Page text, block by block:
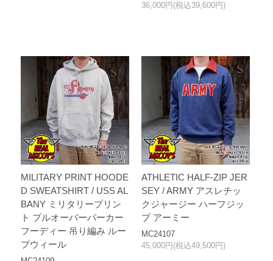
36,000円(税込39,600円)
MILITARY PRINT HOODE
D SWEATSHIRT / USS AL
BANY ミリタリープリン
ト プルオーバーパーカー
フーディー 吊り編み ルー
プウィール
ATHLETIC HALF-ZIP JER
SEY / ARMY アスレチッ
クジャージー ハーフジッ
プ アーミー
MC24107
45,000円(税込49,500円)